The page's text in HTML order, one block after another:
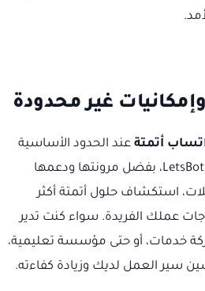
غير محدودة
عند الحدود الأساسية
التي ذكرناها. تتيح لك منصة LetsBot، بفضل مرونتها ودعمها
استكشاف حلول أتمتة أكثر
عملك الفريدة. سواء كنت تدير
خدمات، أو حتى مؤسسة تعليمية،
سير العمل لديك وزيادة كفاءته.